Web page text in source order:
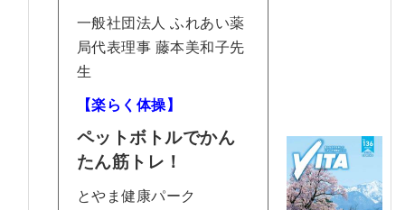
一般社団法人 ふれあい薬
局代表理事 藤本美和子先
生
【楽らく体操】
ペットボトルでかん
たん筋トレ！
とやま健康パーク